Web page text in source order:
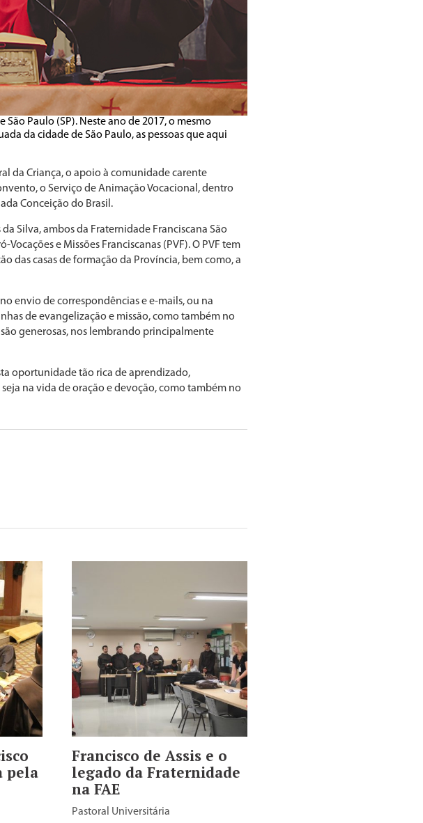
Paulo (SP). Neste ano de 2017, o mesmo
da cidade de São Paulo, as pessoas que aqui
da Criança, o apoio à comunidade carente
o Serviço de Animação Vocacional, dentro
Conceição do Brasil.
Silva, ambos da Fraternidade Franciscana São
e Missões Franciscanas (PVF). O PVF tem
das casas de formação da Província, bem como, a
envio de correspondências e e-mails, ou na
de evangelização e missão, como também no
generosas, nos lembrando principalmente
oportunidade tão rica de aprendizado,
na vida de oração e devoção, como também no
pela
Francisco de Assis e o
legado da Fraternidade
na FAE
Pastoral Universitária